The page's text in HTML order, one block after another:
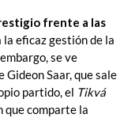
frente a las
la eficaz gestión de la
se ve
Saar, que sale
partido, el Tikvá
que comparte la